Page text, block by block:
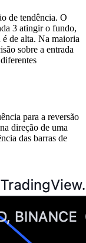
de tendência. O
3 atingir o fundo,
de alta. Na maioria
sobre a entrada
para a reversão
direção de uma
das barras de